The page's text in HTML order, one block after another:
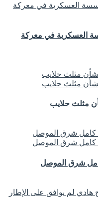
العسكرية في معركة
مثلث حلايب
شرق الموصل